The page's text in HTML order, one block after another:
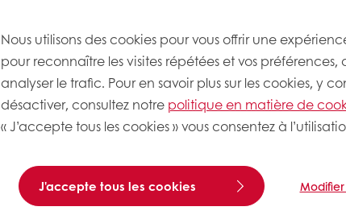
Nous utilisons des cookies pour vous offrir une
pour reconnaître les visites répétées et vos
analyser le trafic. Pour en savoir plus sur les cookies, y
désactiver, consultez notre politique en matière de
« J’accepte tous les cookies » vous consentez à
J'accepte tous les cookies